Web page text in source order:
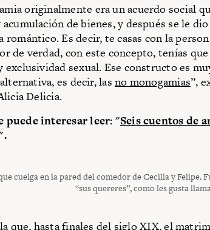
originalmente era un acuerdo social
acumulación de bienes, y después se le
romántico. Es decir, te casas con la
de verdad, con este concepto, tenías
exclusividad sexual. Ese constructo es
es decir, lasno monogamias”,
Delicia.
puede interesar leer: "Seis cuentos de
cuelga en la pared del comedor de Cecilia y Felipe.
“sus quereres”, como les gusta
que, hasta finales del siglo XIX, el